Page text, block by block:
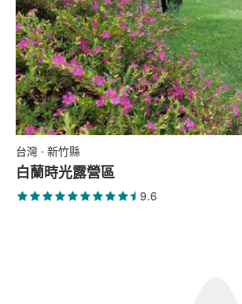
台灣 · 新竹縣
白蘭時光露營區
9.6